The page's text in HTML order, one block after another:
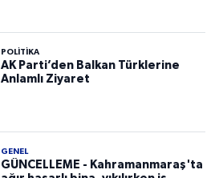
POLITIKA
AK Parti’den Balkan Türklerine
Anlamlı Ziyaret
GENEL
GÜNCELLEME - Kahramanmaraş'ta